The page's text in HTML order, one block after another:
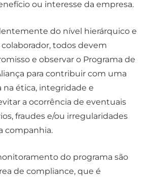
ou interesse da empresa.
do nível hierárquico e
todos devem
e observar o Programa de
para contribuir com uma
na ética, integridade e
a ocorrência de eventuais
fraudes e/ou irregularidades
companhia.
do programa são
de compliance, que é